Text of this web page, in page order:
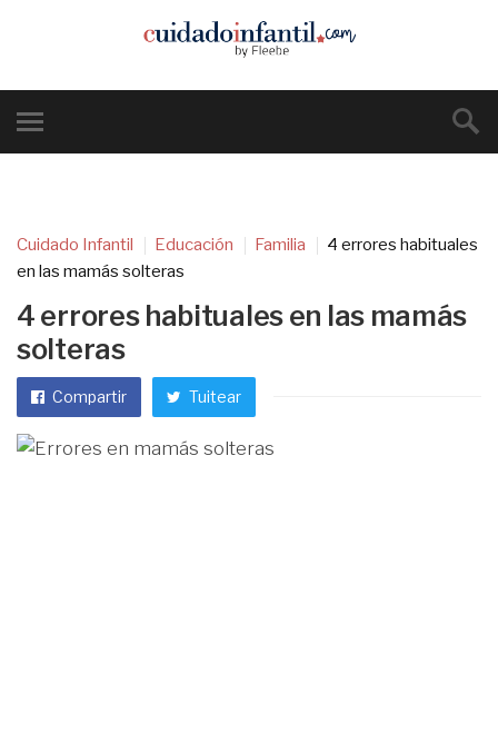
Cuidado Infantil Educación Familia
4 errores habituales
en las mamás solteras
4 errores habituales en las mamás
solteras
Compartir Tuitear